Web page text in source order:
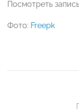
Посмотреть
Фото: Freepk